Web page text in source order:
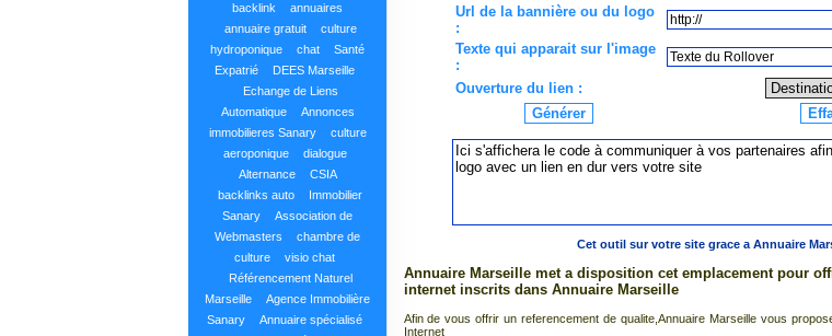
backlink
annuaires
annuaire gratuit
culture
hydroponique
chat
Santé
Expatrié
DEES Marseille
Echange de Liens
Automatique
Annonces
immobilieres Sanary
culture
aeroponique
dialogue
Alternance
CSIA
backlinks auto
Immobilier
Sanary
Association de
Webmasters
chambre de
culture
visio chat
Référencement Naturel
Marseille
Agence Immobilière
Sanary
Annuaire spécialisé
Url de la bannière ou du logo
:
Texte qui apparait sur l'image
:
Ouverture du lien :
Cet outil sur votre site grace a Annuaire
Annuaire Marseille met a disposition cet emplacement pour
internet inscrits dans Annuaire Marseille
Afin de vous offrir un referencement de qualite,Annuaire Marseille vous
Internet